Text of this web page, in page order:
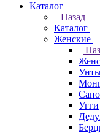
Каталог
Назад
Каталог
Женские
Угги